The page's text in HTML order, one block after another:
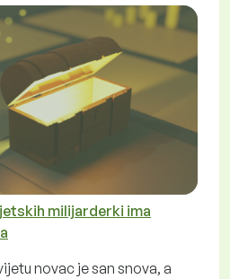
milijarderki ima
novac je san snova, a